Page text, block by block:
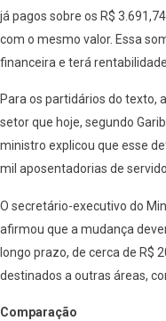
já pagos sobre os R$
com o mesmo valor. Essa
financeira e terá
Para os partidários do texto,
setor que hoje, segundo
ministro explicou que esse
mil aposentadorias de
O secretário-executivo do
afirmou que a mudança
longo prazo, de cerca de R$
destinados a outras áreas,
Comparação